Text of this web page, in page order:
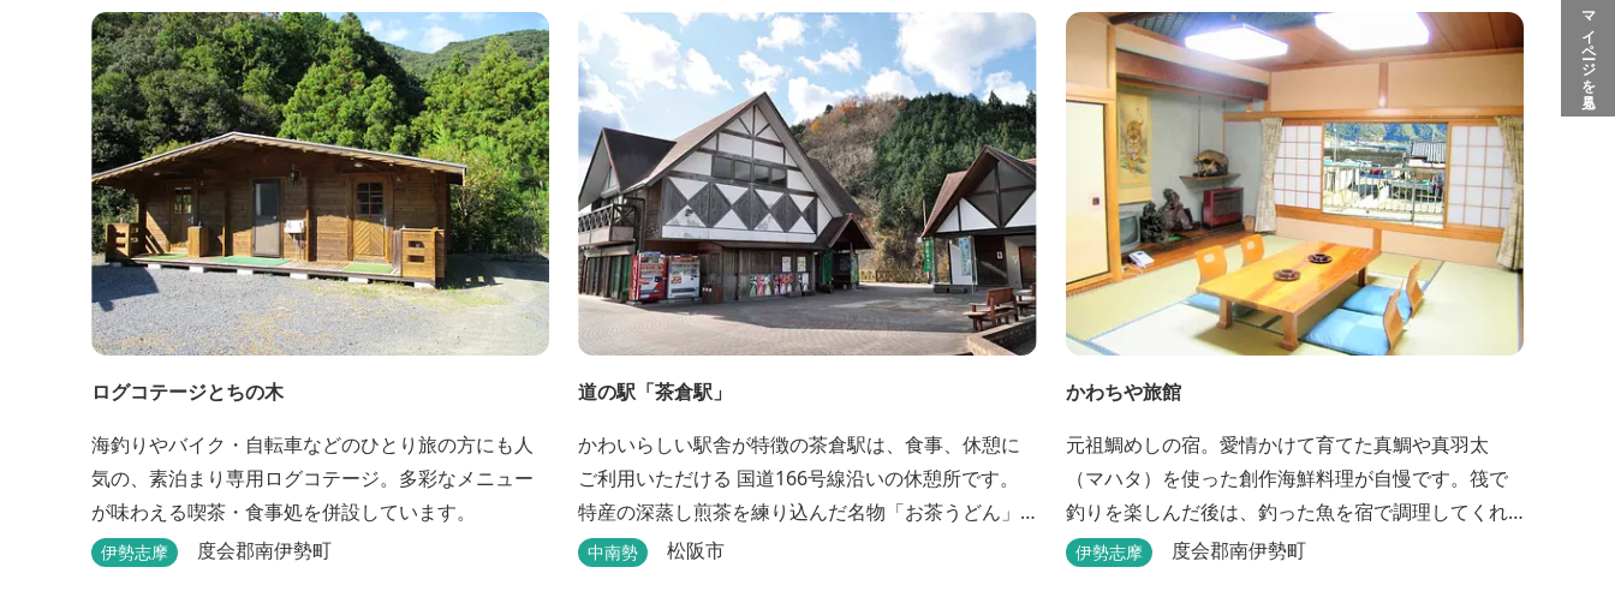
マイページを見る
光情報は、松阪観光インフォメーションサイト ワ
クワ...
お部屋、3名様から5名様限定のお部屋とあります。
お風呂やトイレは別棟に完備。 国道260号向いには
喫茶食事とちの木では、お食事もでき人気のトンテ...
ログコテージとちの木
海釣りやバイク・自転車などのひとり旅の方にも人
気の、素泊まり専用ログコテージ。多彩なメニュー
が味わえる喫茶・食事処を併設しています。
伊勢志摩 度会郡南伊勢町
道の駅「茶倉駅」
かわいらしい駅舎が特徴の茶倉駅は、食事、休憩に
ご利用いただける 国道166号線沿いの休憩所です。
特産の深蒸し煎茶を練り込んだ名物「お茶うどん」
や地域の特産品（お茶、しいたけ等）を販売。 吊り
中南勢 松阪市
かわちや旅館
元祖鯛めしの宿。愛情かけて育てた真鯛や真羽太
（マハタ）を使った創作海鮮料理が自慢です。筏で
釣りを楽しんだ後は、釣った魚を宿で調理してくれ
ます。
伊勢志摩 度会郡南伊勢町